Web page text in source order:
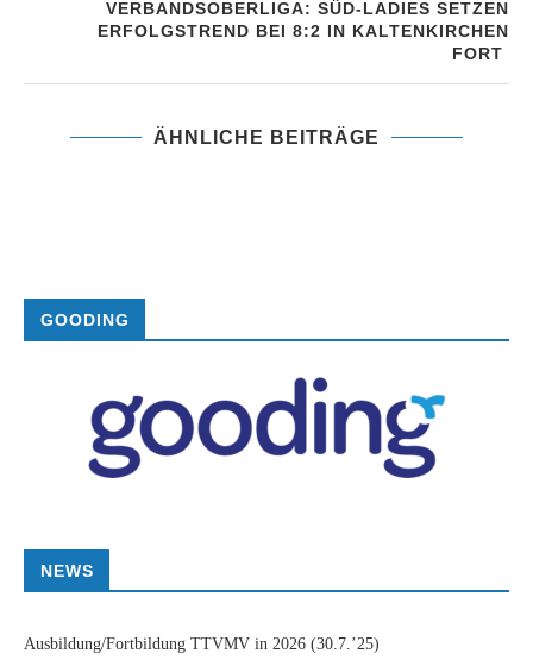
VERBANDSOBERLIGA: SÜD-LADIES SETZEN
ERFOLGSTREND BEI 8:2 IN KALTENKIRCHEN
FORT
ÄHNLICHE BEITRÄGE
GOODING
NEWS
Ausbildung/Fortbildung TTVMV in 2026 (30.7.’25)